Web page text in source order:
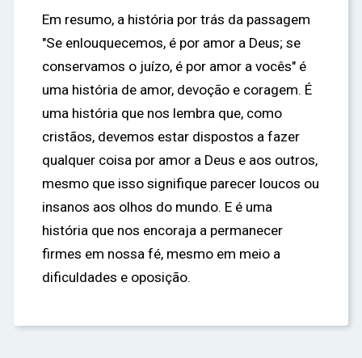
Em resumo, a história por trás da passagem
"Se enlouquecemos, é por amor a Deus; se
conservamos o juízo, é por amor a vocês" é
uma história de amor, devoção e coragem. É
uma história que nos lembra que, como
cristãos, devemos estar dispostos a fazer
qualquer coisa por amor a Deus e aos outros,
mesmo que isso signifique parecer loucos ou
insanos aos olhos do mundo. E é uma
história que nos encoraja a permanecer
firmes em nossa fé, mesmo em meio a
dificuldades e oposição.